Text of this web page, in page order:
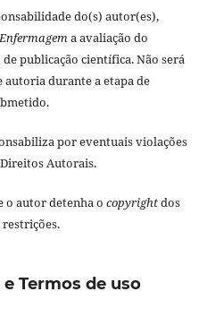
do(s) autor(es),
a avaliação do
publicação científica. Não será
durante a etapa de
por eventuais violações
Autorais.
o autor detenha o copyrightdos
restrições.
Termos de uso